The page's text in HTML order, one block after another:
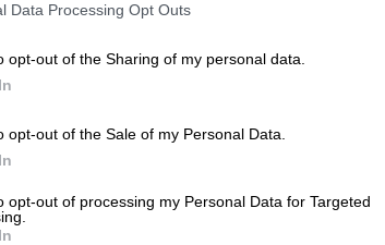
Data Processing Opt Outs
opt-out of the Sharing of my personal data.
opt-out of the Sale of my Personal Data.
opt-out of processing my Personal Data for Targeted
νέο της single με τίτλο «
την Panik Records. Σύγχρονος ήχος,
και η αστείρευτη ενέργεια της
που ακούγεται δυνατά.